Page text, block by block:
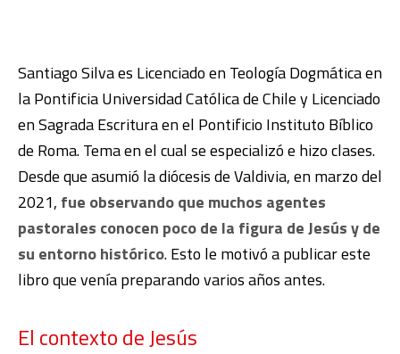
Santiago Silva es Licenciado en Teología Dogmática en
la Pontificia Universidad Católica de Chile y Licenciado
en Sagrada Escritura en el Pontificio Instituto Bíblico
de Roma. Tema en el cual se especializó e hizo clases.
Desde que asumió la diócesis de Valdivia, en marzo del
2021, fue observando que muchos agentes
pastorales conocen poco de la figura de Jesús y de
su entorno histórico. Esto le motivó a publicar este
libro que venía preparando varios años antes.
El contexto de Jesús